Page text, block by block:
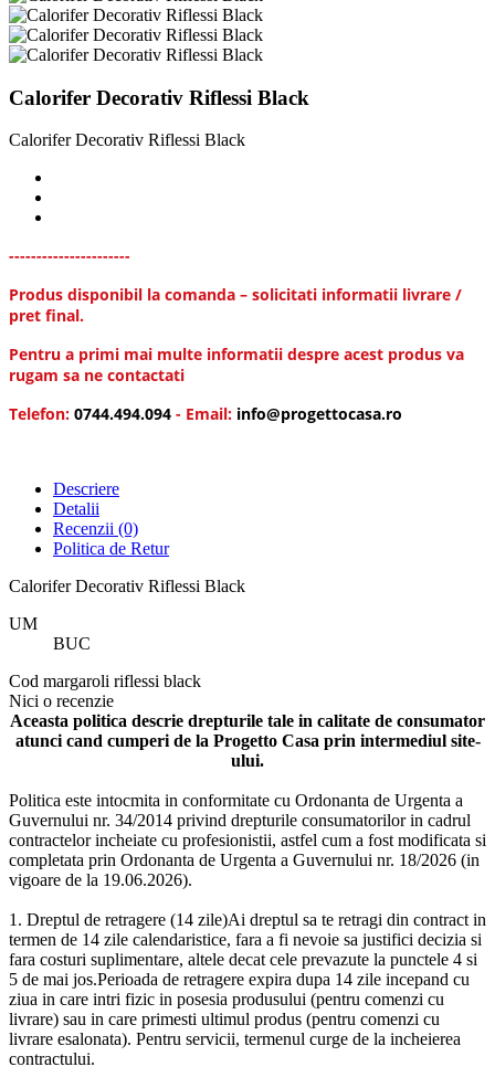
Calorifer Decorativ Riflessi Black
Calorifer Decorativ Riflessi Black
----------------------
Produs disponibil la comanda – solicitati informatii livrare /
pret final.
Pentru a primi mai multe informatii despre acest produs va
rugam sa ne contactati
Telefon: 0744.494.094 - Email: info@progettocasa.ro
Descriere
Detalii
Recenzii (0)
Politica de Retur
Calorifer Decorativ Riflessi Black
UM
BUC
Cod margaroli riflessi black
Nici o recenzie
Aceasta politica descrie drepturile tale in calitate de consumator
atunci cand cumperi de la Progetto Casa prin intermediul site-
ului.
Politica este intocmita in conformitate cu Ordonanta de Urgenta a
Guvernului nr. 34/2014 privind drepturile consumatorilor in cadrul
contractelor incheiate cu profesionistii, astfel cum a fost modificata si
completata prin Ordonanta de Urgenta a Guvernului nr. 18/2026 (in
vigoare de la 19.06.2026).
1. Dreptul de retragere (14 zile)Ai dreptul sa te retragi din contract in
termen de 14 zile calendaristice, fara a fi nevoie sa justifici decizia si
fara costuri suplimentare, altele decat cele prevazute la punctele 4 si
5 de mai jos.Perioada de retragere expira dupa 14 zile incepand cu
ziua in care intri fizic in posesia produsului (pentru comenzi cu
livrare) sau in care primesti ultimul produs (pentru comenzi cu
livrare esalonata). Pentru servicii, termenul curge de la incheierea
contractului.